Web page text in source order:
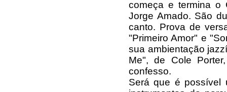
começa e termina o
Jorge Amado. São
canto. Prova de
"Primeiro Amor" e
sua ambientação
Me", de Cole
confesso.
Será que é possível